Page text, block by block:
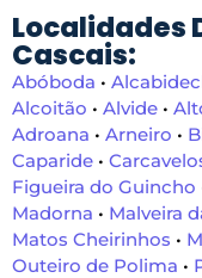
Localidades
Cascais:
Abóboda •
Alcoitão • Alvide •
Adroana • Arneiro •
Caparide •
Figueira do Guincho
Madorna • Malveira
Matos Cheirinhos •
Outeiro de Polima •